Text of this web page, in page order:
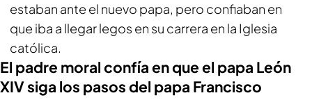
estaban ante el nuevo papa, pero confiaban en
que iba a llegar legos en su carrera en la Iglesia
católica.
El padre moral confía en que el papa León
XIV siga los pasos del papa Francisco